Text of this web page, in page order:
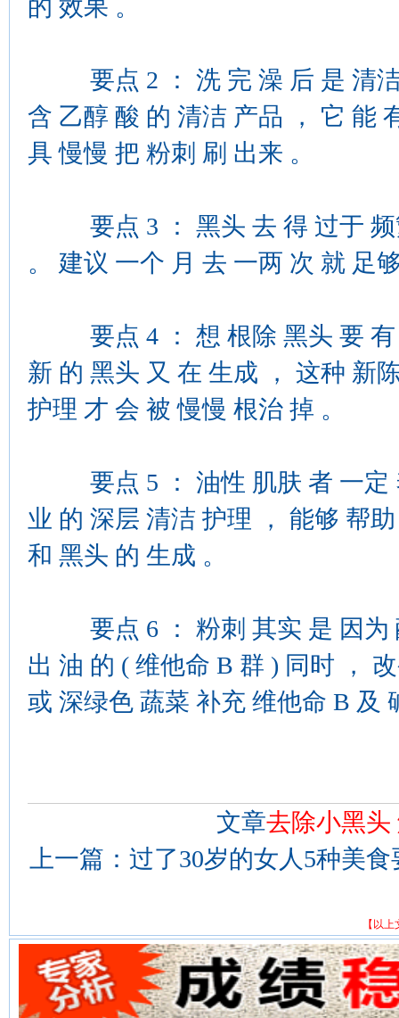
的 效果 。
要点 2 ： 洗 完 澡 后 是 清洁
含 乙醇 酸 的 清洁 产品 ， 它 能
具 慢慢 把 粉刺 刷 出来 。
要点 3 ： 黑头 去 得 过于 频
。 建议 一个 月 去 一两 次 就 足
要点 4 ： 想 根除 黑头 要 有
新 的 黑头 又 在 生成 ， 这种 新
护理 才 会 被 慢慢 根治 掉 。
要点 5 ： 油性 肌肤 者 一定
业 的 深层 清洁 护理 ， 能够 帮
和 黑头 的 生成 。
要点 6 ： 粉刺 其实 是 因为
出 油 的 ( 维他命 B 群 ) 同时 ，
或 深绿色 蔬菜 补充 维他命 B 及
文章去除小黑头
上一篇： 过了30岁的女人5种美食
【以